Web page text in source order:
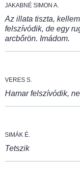
JAKABNÉ SIMON A.
Az illata tiszta,
felszívódik, de egy
arcbőrön. Imádom.
VERES S.
Hamar felszívódik,
SIMÁK É.
Tetszik